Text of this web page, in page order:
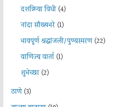
दशक्रिया विधी(4)
नांदा सौख्यभरे(1)
भावपूर्ण श्रद्धांजली/पुण्यस्मरण(22)
वाणिज्य वार्ता(1)
शुभेच्छा(2)
ठाणे(3)